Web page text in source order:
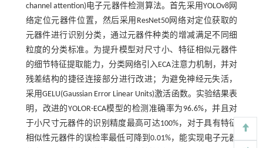
channel attention)电子元器件检测算法。首先采用YOLOv8网
络定位元器件位置，然后采用ResNet50网络对定位获取的
元器件进行识别分类，通过元器件种类的增减满足不同细
粒度的分类标准。为提升模型对尺寸小、特征相似元器件
的细节特征提取能力，分类网络引入ECA注意力机制，并对
残差结构的捷径连接部分进行改进；为避免神经元失活，
采用GELU(Gaussian Error Linear Units)激活函数。实验结果表
明，改进的YOLOR-ECA模型的检测准确率为96.6%，并且对
于小尺寸元器件的识别精度最高可达100%，对于具有特征
相似性元器件的误检率最低可降到0.01%，能实现电子元器